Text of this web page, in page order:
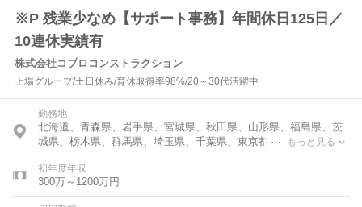
※P 残業少なめ【サポート事務】年間休日125日／
10連休実績有
株式会社コプロコンストラクション
上場グループ/土日休み/育休取得率98%/20～30代活躍中
勤務地
北海道、青森県、岩手県、宮城県、秋田県、山形県、福島県、茨
城県、栃木県、群馬県、埼玉県、千葉県、東京都、神奈川県、富
山県、石川県、福井県、新潟県、山梨県、長野県、岐阜県、静岡
県、愛知県、三重県、滋賀県、京都府、大阪府、兵庫県、奈良
県、和歌山県、鳥取県、島根県、岡山県、広島県、山口県、徳島
県、香川県、愛媛県、高知県、福岡県、佐賀県、長崎県、熊本
もっと見る
初年度年収
300万～1200万円